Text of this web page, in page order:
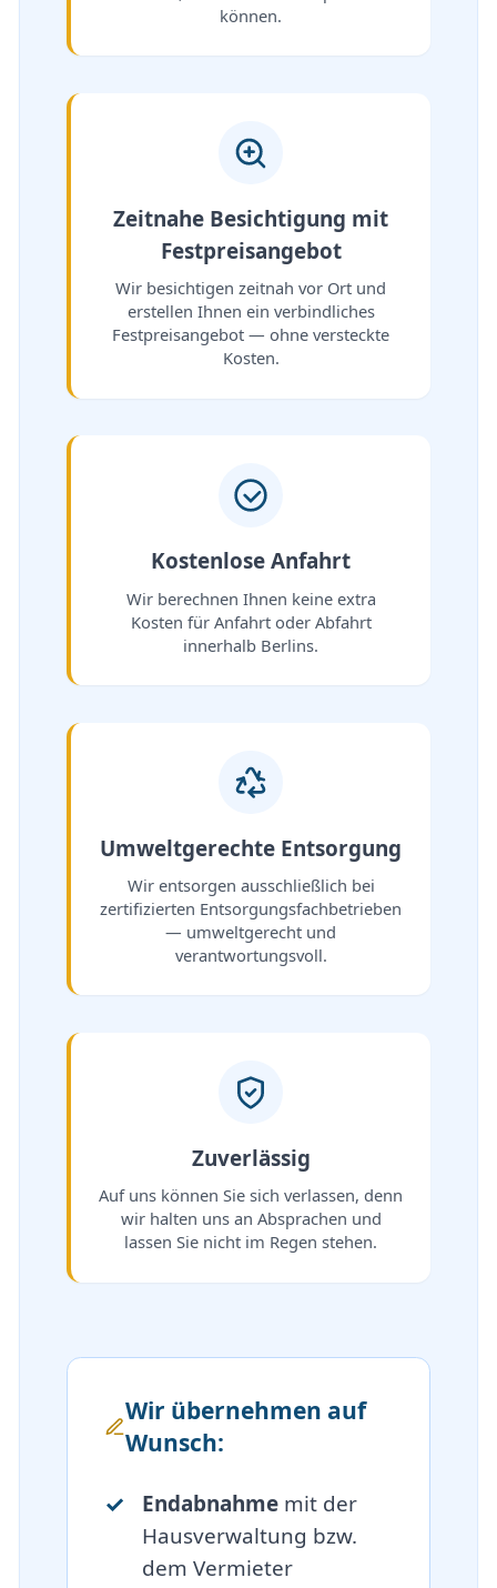
können.
Zeitnahe Besichtigung mit
Festpreisangebot
Wir besichtigen zeitnah vor Ort und
erstellen Ihnen ein verbindliches
Festpreisangebot — ohne versteckte
Kosten.
Kostenlose Anfahrt
Wir berechnen Ihnen keine extra
Kosten für Anfahrt oder Abfahrt
innerhalb Berlins.
Umweltgerechte Entsorgung
Wir entsorgen ausschließlich bei
zertifizierten Entsorgungsfachbetrieben
— umweltgerecht und
verantwortungsvoll.
Zuverlässig
Auf uns können Sie sich verlassen, denn
wir halten uns an Absprachen und
lassen Sie nicht im Regen stehen.
Wir übernehmen auf
Wunsch:
Endabnahmemit der
Hausverwaltung bzw.
dem Vermieter